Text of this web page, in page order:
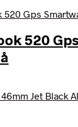
520